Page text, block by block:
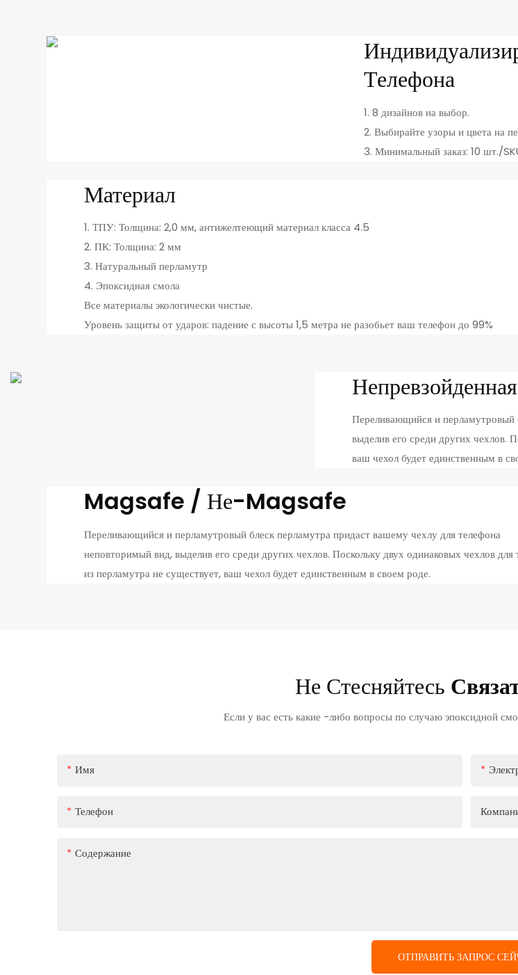
Телефона
1. 8 дизайнов на выбор.
2. Выбирайте узоры и цвета на
3. Минимальный заказ: 10 шт./
Материал
1. ТПУ: Толщина: 2,0 мм, антижелтеющий материал класса 4.5
2. ПК: Толщина: 2 мм
3. Натуральный перламутр
4. Эпоксидная смола
Все материалы экологически чистые.
Уровень защиты от ударов: падение с высоты 1,5 метра не разобьет ваш телефон до 99%
Переливающийся и перламутровый
выделив его среди других чехлов.
ваш чехол будет единственным в
Magsafe / Не-Magsafe
Переливающийся и перламутровый блеск перламутра придаст вашему чехлу для телефона
неповторимый вид, выделив его среди других чехлов. Поскольку двух одинаковых чехлов для
из перламутра не существует, ваш чехол будет единственным в своем роде.
Не Стесняйтесь
Если у вас есть какие -либо вопросы по случаю эпоксидной
Имя
Телефон
Содержание
ОТПРАВИТЬ ЗАПРОС